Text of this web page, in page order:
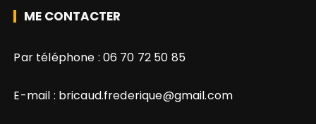
h
e
c
e
ME CONTACTER
Par téléphone : 06 70 72 50 85
E-mail : bricaud.frederique@gmail.com